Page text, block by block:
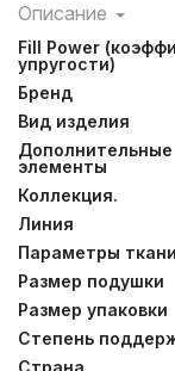
Описание
Конструкция
головы и
сна. Бортик по
распушиться
одеяла по-
отборный
категории
коллекцию
температуре до
Fill Power
упругости)
Бренд
Вид изделия
Дополнительные
элементы
Коллекция.
Линия
Параметры ткани
Размер подушки
Размер упаковки
Степень
Страна